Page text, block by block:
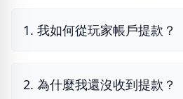
1. 我如何從玩家帳戶提款？
2. 為什麼我還沒收到提款？